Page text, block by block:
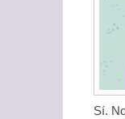
Sí.